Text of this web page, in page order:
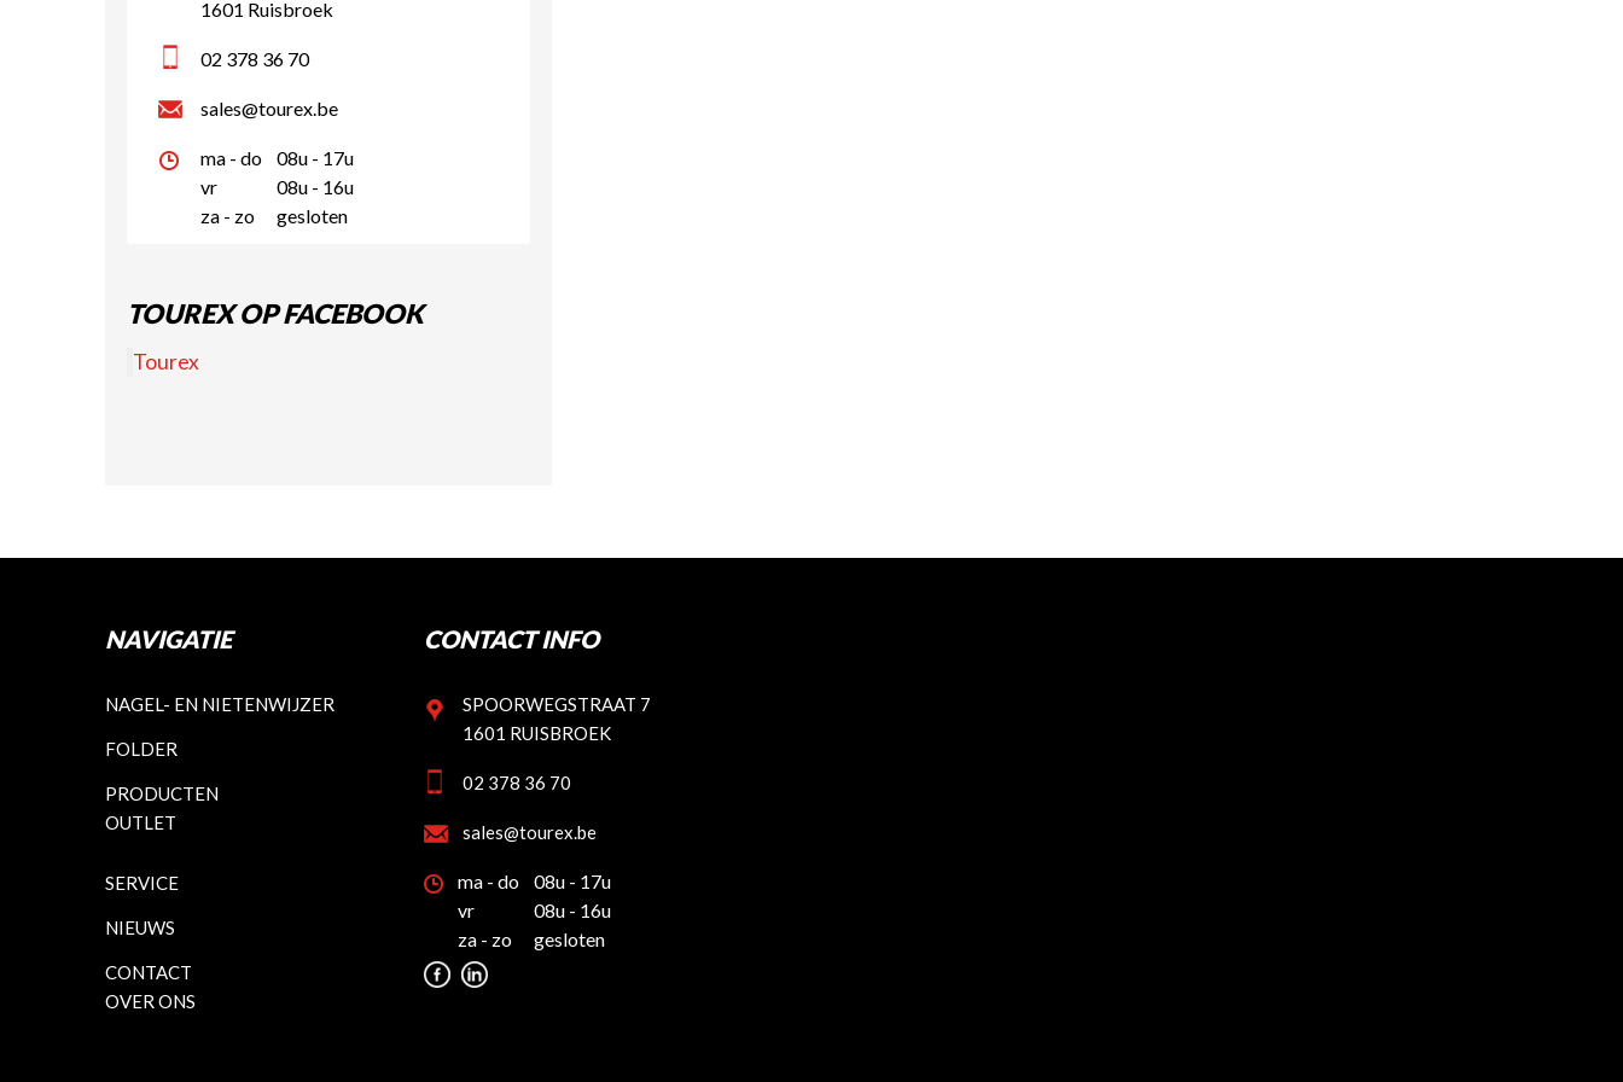
1601 Ruisbroek
02 378 36 70
sales@tourex.be
ma - do
08u - 17u
vr
08u - 16u
za - zo
gesloten
TOUREX OP FACEBOOK
Tourex
NAVIGATIE
NAGEL- EN NIETENWIJZER
FOLDER
PRODUCTEN
OUTLET
SERVICE
NIEUWS
CONTACT
OVER ONS
CONTACT INFO
SPOORWEGSTRAAT 7
1601 RUISBROEK
02 378 36 70
sales@tourex.be
ma - do
08u - 17u
vr
08u - 16u
za - zo
gesloten